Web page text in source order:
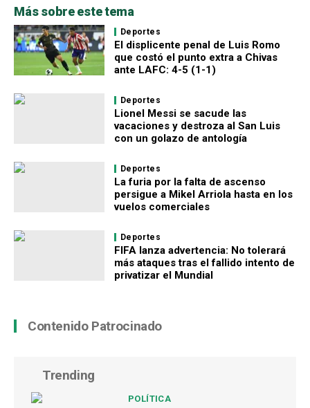
Más sobre este tema
Deportes
El displicente penal de Luis Romo
que costó el punto extra a Chivas
ante LAFC: 4-5 (1-1)
Deportes
Lionel Messi se sacude las
vacaciones y destroza al San Luis
con un golazo de antología
Deportes
La furia por la falta de ascenso
persigue a Mikel Arriola hasta en los
vuelos comerciales
Deportes
FIFA lanza advertencia: No tolerará
más ataques tras el fallido intento de
privatizar el Mundial
Contenido Patrocinado
Trending
POLÍTICA